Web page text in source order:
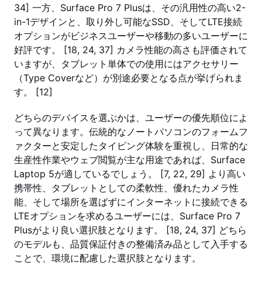
34] 一方、Surface Pro 7 Plusは、その汎用性の高い2-
in-1デザインと、取り外し可能なSSD、そしてLTE接続
オプションがビジネスユーザーや移動の多いユーザーに
好評です。 [18, 24, 37] カメラ性能の高さも評価されて
いますが、タブレット単体での使用にはアクセサリー
（Type Coverなど）が別途必要となる点が挙げられま
す。 [12]
どちらのデバイスを選ぶかは、ユーザーの優先順位によ
って異なります。伝統的なノートパソコンのフォームフ
ァクターと安定したタイピング体験を重視し、日常的な
生産性作業やウェブ閲覧が主な用途であれば、Surface
Laptop 5が適しているでしょう。 [7, 22, 29] より高い
携帯性、タブレットとしての柔軟性、優れたカメラ性
能、そして場所を選ばずにインターネットに接続できる
LTEオプションを求めるユーザーには、Surface Pro 7
Plusがより良い選択肢となります。 [18, 24, 37] どちら
のモデルも、品質保証付きの整備済み品として入手する
ことで、環境に配慮した選択肢となります。